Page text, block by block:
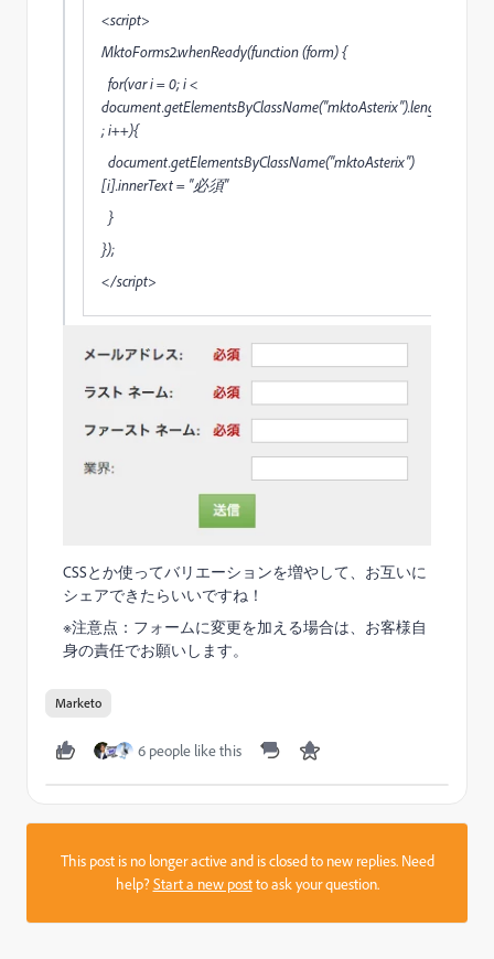
<script>
MktoForms2.whenReady(function (form) {
for(var i = 0; i <
document.getElementsByClassName("mktoAsterix").length
; i++){
document.getElementsByClassName("mktoAsterix")
[i].innerText = "必須"
}
});
</script>
CSSとか使ってバリエーションを増やして、お互いに
シェアできたらいいですね！
※注意点：フォームに変更を加える場合は、お客様自
身の責任でお願いします。
Marketo
6 people like this
This post is no longer active and is closed to new replies. Need
help?Start a new postto ask your question.